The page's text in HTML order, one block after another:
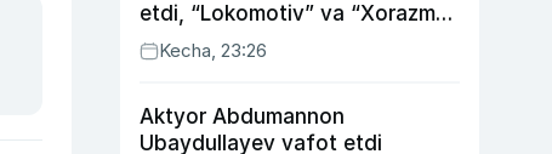
etdi, “Lokomotiv” va “Xorazm”
uyda g‘alaba qozondi
Kecha, 23:26
Aktyor Abdu­mannon
Ubaydullayev vafot etdi